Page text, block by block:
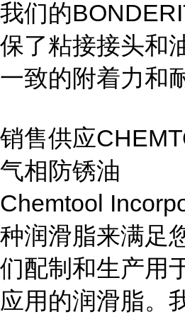
我们的
保了粘接接头和
一致的附着力和
销售供应
气相防锈油
Chemtool
种润滑脂来满足
们配制和生产用
应用的润滑脂。